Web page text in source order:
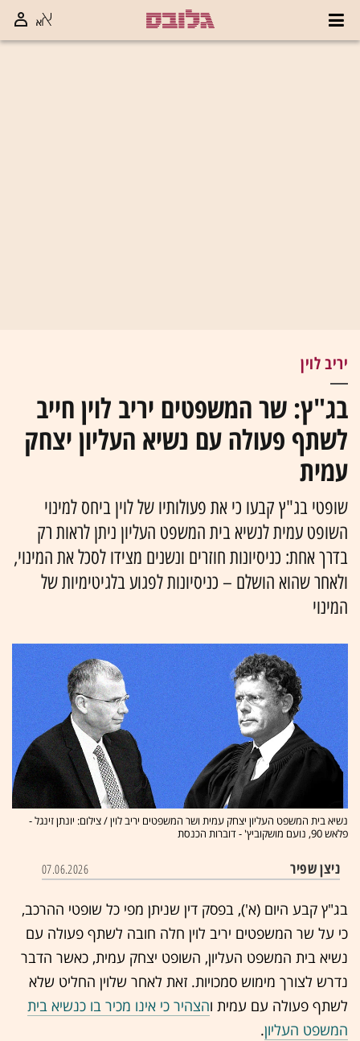
יריב לוין
בג"ץ: שר המשפטים יריב לוין חייב
לשתף פעולה עם נשיא העליון יצחק
עמית
שופטי בג"ץ קבעו כי את פעולותיו של לוין ביחס למינוי
השופט עמית לנשיא בית המשפט העליון ניתן לראות רק
בדרך אחת: כניסיונות חוזרים ונשנים מצידו לסכל את המינוי,
ולאחר שהוא הושלם – כניסיונות לפגוע בלגיטימיות של
המינוי
נשיא בית המשפט העליון יצחק עמית ושר המשפטים יריב לוין / צילום: יונתן זינגל -
פלאש 90, נועם מושקוביץ' - דוברות הכנסת
ניצן שפיר 07.06.2026
בג"ץ קבע היום (א'), בפסק דין שניתן מפי כל שופטי ההרכב,
כי על שר המשפטים יריב לוין חלה חובה לשתף פעולה עם
נשיא בית המשפט העליון, השופט יצחק עמית, כאשר הדבר
נדרש לצורך מימוש סמכויות. זאת לאחר שלוין החליט שלא
לשתף פעולה עם עמית והצהיר כי אינו מכיר בו כנשיא בית
המשפט העליון.